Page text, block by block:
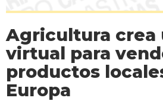
Agricultura crea
virtual para
productos
Europa